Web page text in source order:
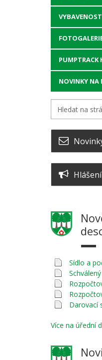
PUMPTRACK
NOVINKY NA
Sídlo a
Darovací
Více na úřední